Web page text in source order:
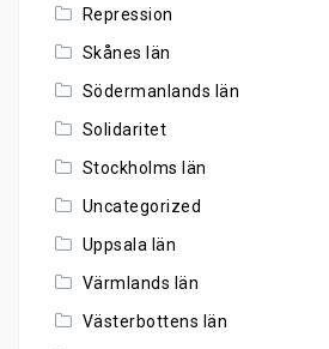
Repression
Skånes län
Södermanlands län
Solidaritet
Stockholms län
Uncategorized
Uppsala län
Värmlands län
Västerbottens län